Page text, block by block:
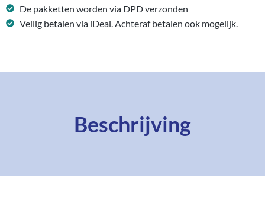
De pakketten worden via DPD verzonden
Veilig betalen via iDeal. Achteraf betalen ook mogelijk.
Beschrijving